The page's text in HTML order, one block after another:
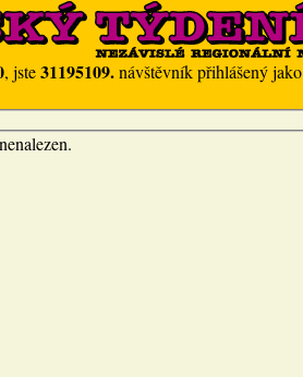
, jste31195109.návštěvník přihlášený jako